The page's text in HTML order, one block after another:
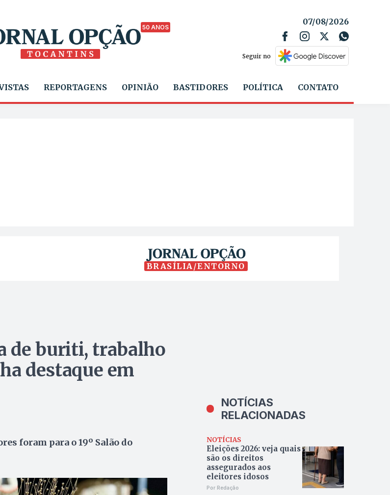
50 ANOS
07/08/2026
Seguir no
REPORTAGENS OPINIÃO BASTIDORES POLÍTICA CONTATO
BRASÍLIA/ENTORNO
de buriti, trabalho
destaque em
foram para o 19º Salão do
NOTÍCIAS
RELACIONADAS
NOTÍCIAS
Eleições 2026: veja quais
são os direitos
assegurados aos
eleitores idosos
Por Redação